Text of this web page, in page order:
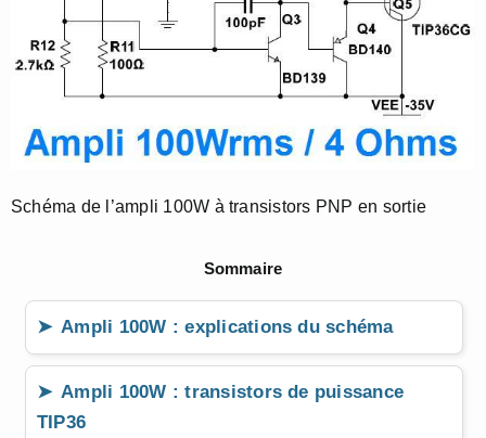
Schéma de l’ampli 100W à transistors PNP en sortie
Sommaire
Ampli 100W : explications du schéma
Ampli 100W : transistors de puissance
TIP36